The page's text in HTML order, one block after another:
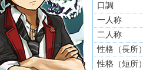
口調
一人称
二人称
性格（長所）
性格（短所）